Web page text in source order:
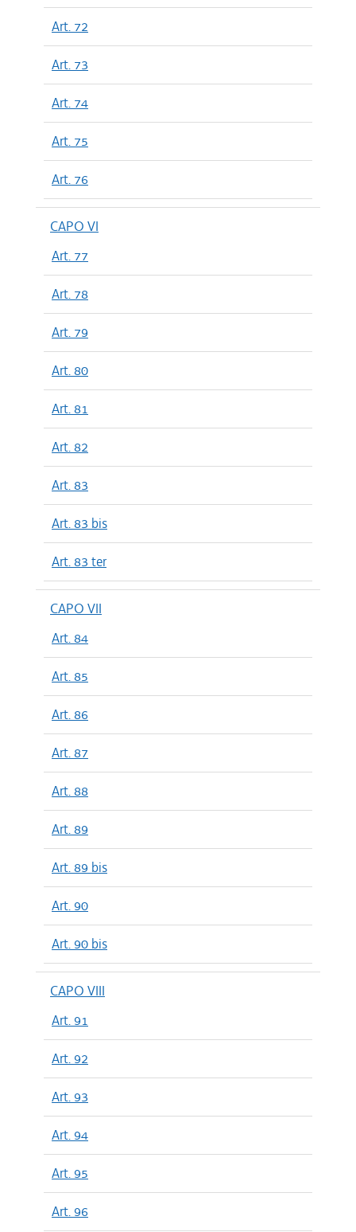
Art. 72
Art. 73
Art. 74
Art. 75
Art. 76
CAPO VI
Art. 77
Art. 78
Art. 79
Art. 80
Art. 81
Art. 82
Art. 83
Art. 83 bis
Art. 83 ter
CAPO VII
Art. 84
Art. 85
Art. 86
Art. 87
Art. 88
Art. 89
Art. 89 bis
Art. 90
Art. 90 bis
CAPO VIII
Art. 91
Art. 92
Art. 93
Art. 94
Art. 95
Art. 96